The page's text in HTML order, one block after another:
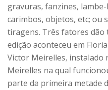
gravuras, fanzines,
carimbos, objetos, etc; ou
tiragens. Três fatores
edição aconteceu em
Victor Meirelles, instalado
Meirelles na qual
parte da primeira metade